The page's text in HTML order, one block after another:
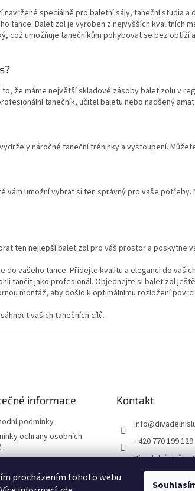
procházením tohoto webu
c
í
p
r
v
ý
p
u
á
n
í
speciálně pro baletní sály, taneční studia
tance. Baletizol je vyroben z nejvyšších kvalitních
což umožňuje tanečníkům pohybovat se bez
že máme největší skladové zásoby baletizolu v
tanečník, učitel baletu nebo nadšený
náročné taneční tréninky a vystoupení.
vám umožní vybrat si ten správný pro vaše
ten nejlepší baletizol pro váš prostor a poskytne
do vašeho tance. Přidejte kvalitu a eleganci do
tančit jako profesionál. Objednejte si baletizol
montáž, aby došlo k optimálnímu rozložení
vašich tanečních cílů.
informace
podmínky
ochrany osobních
řád
Kontakt
info@
+420 770 199 129
Divadelní služby